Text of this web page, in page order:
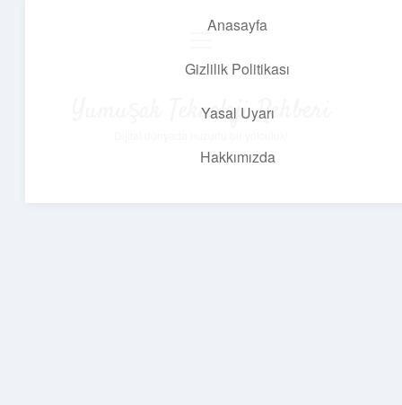
Anasayfa
Gizlilik Politikası
Yasal Uyarı
Hakkımızda
Yumuşak Teknoloji Rehberi